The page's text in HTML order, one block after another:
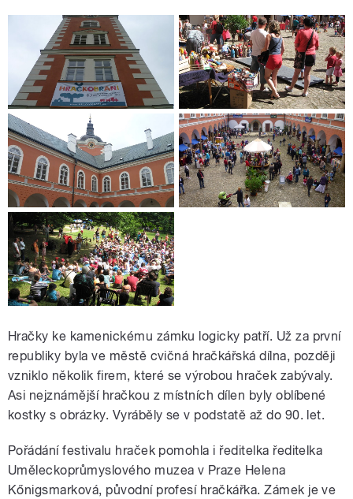
Hračky ke kamenickému zámku logicky patří. Už za první
republiky byla ve městě cvičná hračkářská dílna, později
vzniklo několik firem, které se výrobou hraček zabývaly.
Asi nejznámější hračkou z místních dílen byly oblíbené
kostky s obrázky. Vyráběly se v podstatě až do 90. let.
Pořádání festivalu hraček pomohla i ředitelka ředitelka
Uměleckoprůmyslového muzea v Praze Helena
Kőnigsmarková, původní profesí hračkářka. Zámek je ve